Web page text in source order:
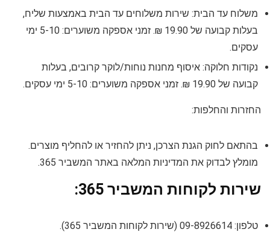
משלוח עד הבית: שירות משלוחים עד הבית באמצעות שליח,
בעלות קבועה של 19.90 ₪. זמני אספקה משוערים: 5-10 ימי
עסקים.
נקודות חלוקה: איסוף מחנות נוחות/לוקר קרובים, בעלות
קבועה של 19.90 ₪. זמני אספקה משוערים: 5-10 ימי עסקים.
החזרות והחלפות:
בהתאם לחוק הגנת הצרכן, ניתן להחזיר או להחליף מוצרים.
מומלץ לבדוק את המדיניות המלאה באתר המשביר 365.
שירות לקוחות המשביר 365:
טלפון: 09-8926614 (שירות לקוחות המשביר 365).